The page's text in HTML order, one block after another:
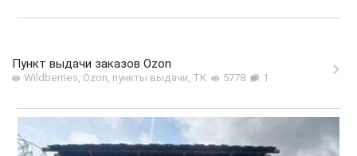
Пункт выдачи заказов Ozon
Wildberries, Ozon, пункты выдачи, ТК 5778 1